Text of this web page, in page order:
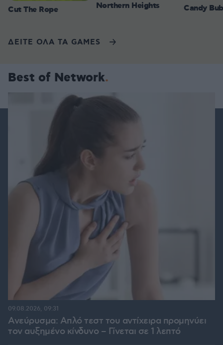
Cut The Rope Northern Heights Candy
ΔΕΙΤΕ ΟΛΑ ΤΑ GAMES
Best of Network
Ανεύρυσμα: Απλό τεστ του αντίχειρα προμηνύει
τον αυξημένο κίνδυνο – Γίνεται σε 1 λεπτό
09.08.2026, 09:31